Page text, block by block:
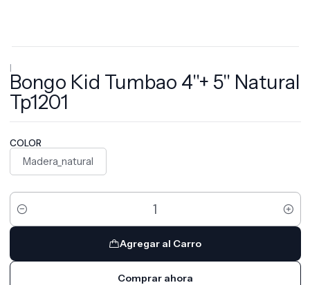
|
Bongo Kid Tumbao 4''+ 5'' Natural
Tp1201
COLOR
Madera_natural
Cantidad
Agregar al Carro
Comprar ahora